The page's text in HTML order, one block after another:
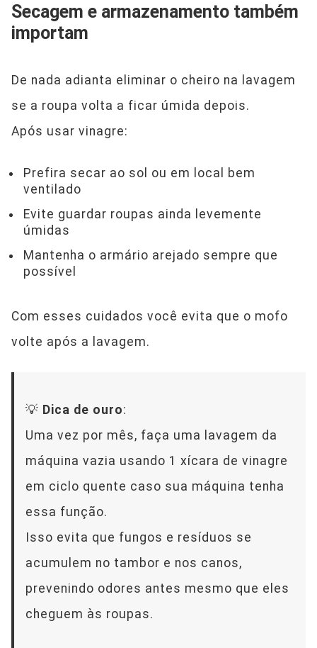
Secagem e armazenamento também
importam
De nada adianta eliminar o cheiro na lavagem
se a roupa volta a ficar úmida depois.
Após usar vinagre:
Prefira secar ao sol ou em local bem
ventilado
Evite guardar roupas ainda levemente
úmidas
Mantenha o armário arejado sempre que
possível
Com esses cuidados você evita que o mofo
volte após a lavagem.
💡 Dica de ouro:
Uma vez por mês, faça uma lavagem da
máquina vazia usando 1 xícara de vinagre
em ciclo quente caso sua máquina tenha
essa função.
Isso evita que fungos e resíduos se
acumulem no tambor e nos canos,
prevenindo odores antes mesmo que eles
cheguem às roupas.